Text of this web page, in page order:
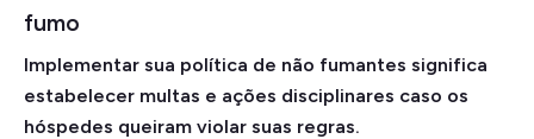
fumo
Implementar sua política de não fumantes significa
estabelecer multas e ações disciplinares caso os
hóspedes queiram violar suas regras.